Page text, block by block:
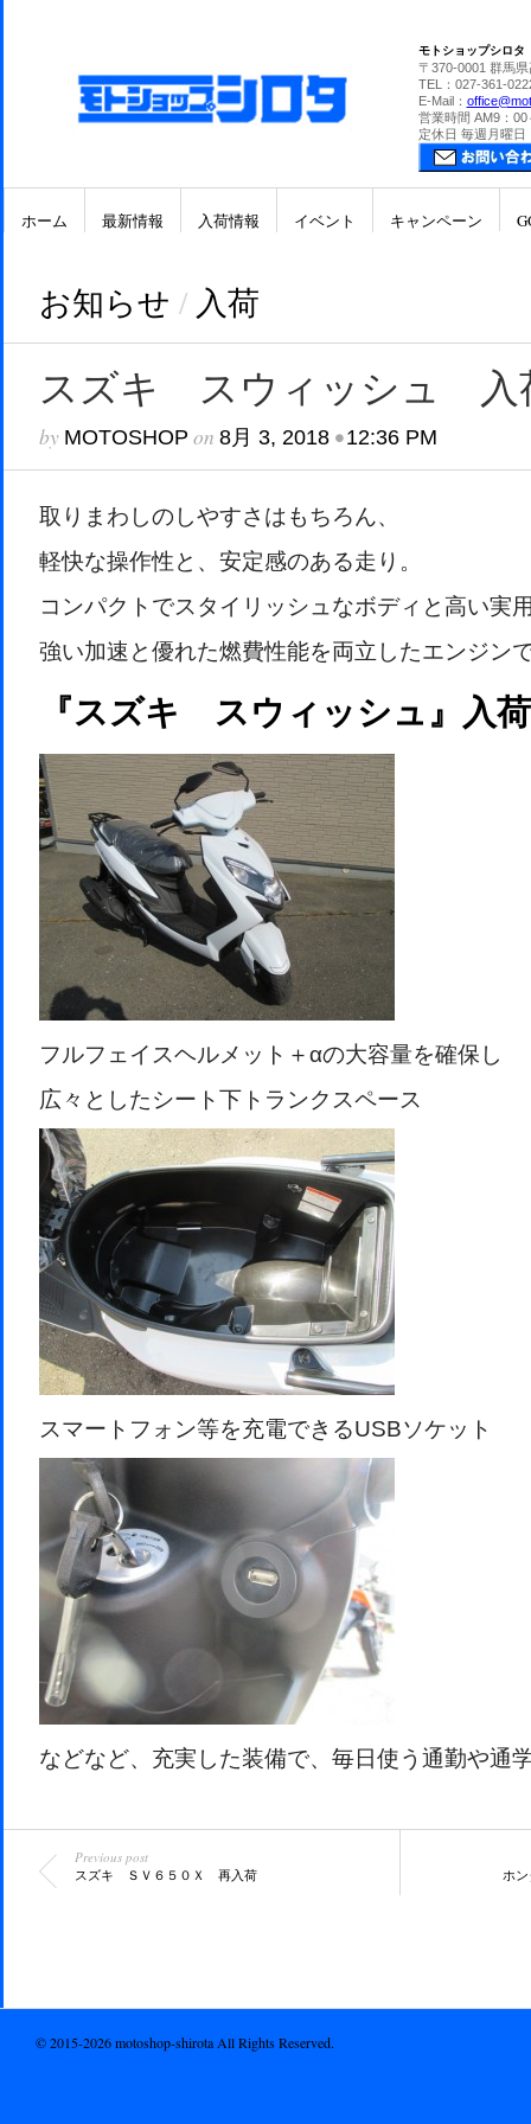
モトショップシロタ
〒370-0001 群馬
TEL：027-361-
E-Mail：
営業時間 AM9：00
定休日 毎週月曜日
ホーム 最新情報 入荷情報 イベント キャンペーン
お知らせ / 入荷
スズキ スウィッシュ 入
by MOTOSHOP on 8月 3, 2018•12:36 PM
取りまわしのしやすさはもちろん、
軽快な操作性と、安定感のある走り。
コンパクトでスタイリッシュなボディと高い実
強い加速と優れた燃費性能を両立したエンジン
『スズキ スウィッシュ』入
フルフェイスヘルメット＋αの大容量を確保し
広々としたシート下トランクスペース
スマートフォン等を充電できるUSBソケット
などなど、充実した装備で、毎日使う通勤や通
Previous post
スズキ ＳＶ６５０Ｘ 再入荷 ホ
© 2015-2026 motoshop-shirota All Rights Reserved.